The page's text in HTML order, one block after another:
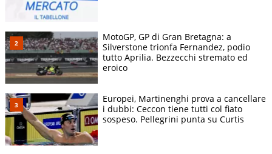
MotoGP, GP di Gran Bretagna: a
Silverstone trionfa Fernandez, podio
tutto Aprilia. Bezzecchi stremato ed
eroico
Europei, Martinenghi prova a cancellare
i dubbi: Ceccon tiene tutti col fiato
sospeso. Pellegrini punta su Curtis